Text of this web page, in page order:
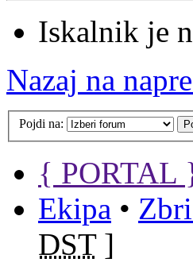
Iskalnik je
Nazaj na
Pojdi na:
{ PORTAL
Ekipa •
DST]